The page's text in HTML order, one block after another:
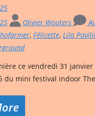
Olivier Wouters
, Félicette, Lila
ce vendredi 31
du mini festival indoor